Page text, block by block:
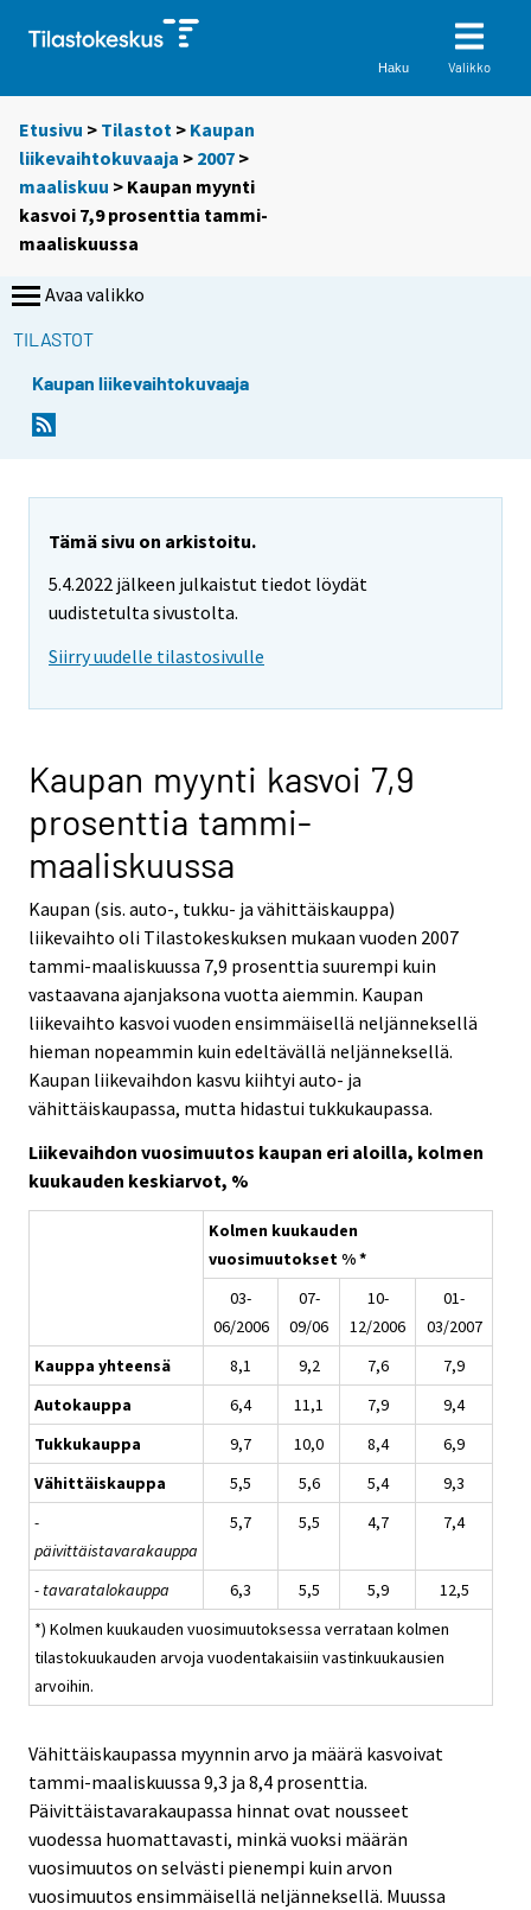
Haku Valikko
Etusivu > Tilastot > Kaupan
liikevaihtokuvaaja > 2007 >
maaliskuu > Kaupan myynti
kasvoi 7,9 prosenttia tammi-
maaliskuussa
Avaa valikko
TILASTOT
Kaupan liikevaihtokuvaaja
Tämä sivu on arkistoitu.
5.4.2022 jälkeen julkaistut tiedot löydät
uudistetulta sivustolta.
Siirry uudelle tilastosivulle
Kaupan myynti kasvoi 7,9
prosenttia tammi-
maaliskuussa
Kaupan (sis. auto-, tukku- ja vähittäiskauppa)
liikevaihto oli Tilastokeskuksen mukaan vuoden 2007
tammi-maaliskuussa 7,9 prosenttia suurempi kuin
vastaavana ajanjaksona vuotta aiemmin. Kaupan
liikevaihto kasvoi vuoden ensimmäisellä neljänneksellä
hieman nopeammin kuin edeltävällä neljänneksellä.
Kaupan liikevaihdon kasvu kiihtyi auto- ja
vähittäiskaupassa, mutta hidastui tukkukaupassa.
Liikevaihdon vuosimuutos kaupan eri aloilla, kolmen
kuukauden keskiarvot, %
Kolmen kuukauden
vuosimuutokset % *
03-
06/2006
07-
09/06
10-
12/2006
01-
03/2007
Kauppa yhteensä
8,1 9,2 7,6
7,9
Autokauppa
6,4 11,1 7,9
9,4
Tukkukauppa
9,7 10,0 8,4
6,9
Vähittäiskauppa
5,5 5,6 5,4
9,3
-
päivittäistavarakauppa
5,7 5,5 4,7 7,4
- tavaratalokauppa 6,3 5,5 5,9
12,5
*) Kolmen kuukauden vuosimuutoksessa verrataan kolmen
tilastokuukauden arvoja vuodentakaisiin vastinkuukausien
arvoihin.
Vähittäiskaupassa myynnin arvo ja määrä kasvoivat
tammi-maaliskuussa 9,3 ja 8,4 prosenttia.
Päivittäistavarakaupassa hinnat ovat nousseet
vuodessa huomattavasti, minkä vuoksi määrän
vuosimuutos on selvästi pienempi kuin arvon
vuosimuutos ensimmäisellä neljänneksellä. Muussa